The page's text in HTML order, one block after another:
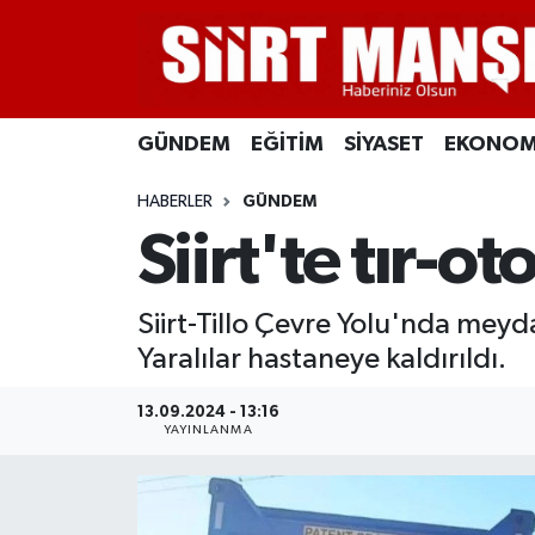
GÜNDEM EĞİTİM SİYASET
HABERLER GÜNDEM
Siirt'te tır-
Siirt-Tillo Çevre Yolu'nda
Yaralılar hastaneye kaldırıldı.
13.09.2024 - 13:16
YAYINLANMA
SİYASET
EKONOMİ
SAĞLIK-YAŞAM
Siirt Nöbetçi Eczaneler
Siirt Hava Durumu
Siirt Namaz Vakitleri
Siirt Trafik Yoğunluk Haritası
Süper Lig Puan Durumu ve Fikstür